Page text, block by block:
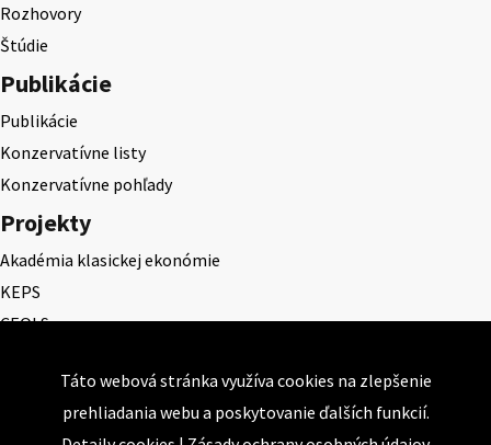
Rozhovory
Štúdie
Publikácie
Publikácie
Konzervatívne listy
Konzervatívne pohľady
Projekty
Akadémia klasickej ekonómie
KEPS
CEQLS
Cena Ernesta Valka
Študentská esej
Táto webová stránka využíva cookies na zlepšenie
prehliadania webu a poskytovanie ďalších funkcií.